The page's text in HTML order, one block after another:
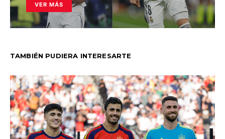
VER MÁS
TAMBIÉN PUDIERA INTERESARTE